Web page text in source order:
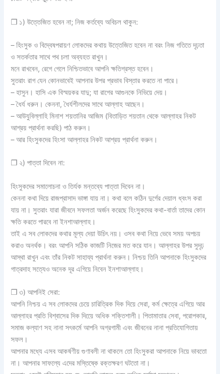
❒ ১) উত্তেজিত হবেন না; নিজ কর্তব্যে অবিচল থাকুন:
– হিংসুক ও বিদ্বেষপরায়ণ লোকদের কথায় উত্তেজিত হবেন না বরং নিজ গতিতে দৃঢ়তা
ও সতর্কতার সাথে পথ চলা অব্যহত রাখুন।
মনে রাখবেন, রেগে গেলে নিশ্চিতভাবে আপনি ক্ষতিগ্রস্ত হবেন।
সুতরাং রাগ যেন কোনভাবেই আপনার উপর প্রভাব বিস্তার করতে না পারে।
– হাসুন। হাসি এক বিস্ময়কর যাদু; যা রাগের আগুনকে নিভিয়ে দেয়।
– ধৈর্য ধরুন। কেননা, ধৈর্যশীলদের সাথে আল্লাহ আছেন।
– আউযুবিল্লাহি মিনাশ শয়তানির আজিম (বিতাড়িত শয়তান থেকে আল্লাহর নিকট
আশ্রয় প্রার্থনা করছি) পাঠ করুন।
– আর হিংসুকদের হিংসা আল্লাহর নিকট আশ্রয় প্রার্থনা করুন।
❒ ২) পাত্তা দিবেন না:
হিংসুকদের সমালোচনা ও তির্যক মন্তব্যে পাত্তা দিবেন না।
কেননা কথা দিয়ে রাজপ্রাসাদ ভাঙ্গা যায় না। কথা বলে কঠিন দুর্গের দেয়াল ধ্বংস করা
যায় না। সুতরাং যারা জীবনে সফলতা অর্জন করেছে হিংসুকদের কথা-বার্তা তাদের কোন
ক্ষতি করতে পারবে না ইনশাআল্লাহ।
তাই এ সব লোকদের কথার মূল্য দেয়া উচিৎ নয়। ওসব কথা নিয়ে ভেবে সময় অপচয়
করাও অনর্থক। বরং আপনি সঠিক কাজটি নিজের মত করে যান। আল্লাহর উপর সুদৃঢ়
আস্থা রাখুন এবং তাঁর নিকট সাহায্য প্রার্থনা করুন। নিশ্চয় তিনি আপনাকে হিংসুকদের
গাত্রদাহ সত্যেও অনেক দূর এগিয়ে নিবেন ইনশাআল্লাহ।
❒ ৩) আপনিই সেরা:
আপনি নিশ্চয় এ সব লোকদের চেয়ে চারিত্রিক দিক দিয়ে সেরা, কর্ম ক্ষেত্রে এগিয়ে আর
আল্লাহর প্রতি বিশ্বাসের দিক দিয়েে অধিক শক্তিশালী। পিতামাতার সেবা, পরোপকার,
সমাজ কল্যাণ সহ নানা সৎকর্মে আপনি অগ্রগামী এবং জীবনের নানা প্রতিযোগিতায়
সফল।
আপনার মধ্যে এসব আকর্ষণীয় গুণাবলী না থাকলে তো হিংসুকরা আপনাকে নিয়ে ভাবতো
না। আপনার সাফল্যে এদের মস্তিষ্কে রক্তক্ষরণ ঘটতো না।